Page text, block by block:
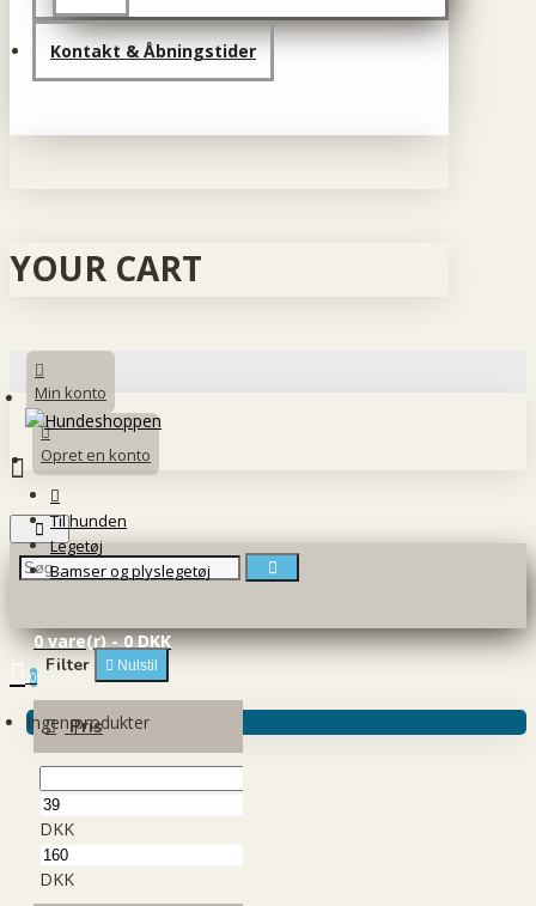
Kontakt & Åbningstider
YOUR CART
Min konto
Opret en konto
0 vare(r) - 0 DKK
0
Ingen produkter
Til hunden
Legetøj
Bamser og plyslegetøj
Filter Nulstil
Pris
DKK
DKK